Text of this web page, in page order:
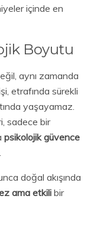
içinde en
Boyutu
aynı zamanda
etrafında sürekli
yaşayamaz.
sadece bir
psikolojik güvence
doğal akışında
ama etkili bir